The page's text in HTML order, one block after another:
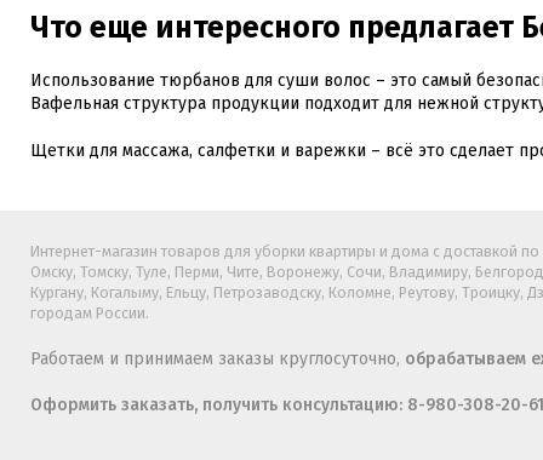
Что еще интересного предлагает
Использование тюрбанов для суши волос – это самый
Вафельная структура продукции подходит для нежной
Щетки для массажа, салфетки и варежки – всё это сделает
Интернет-магазин товаров для уборки квартиры и дома с доставкой
Омску, Томску, Туле, Перми, Чите, Воронежу, Сочи, Владимиру,
Кургану, Когалыму, Ельцу, Петрозаводску, Коломне, Реутову,
городам России.
Работаем и принимаем заказы круглосуточно, обрабатываем
Оформить заказать, получить консультацию: 8-980-308-20-61